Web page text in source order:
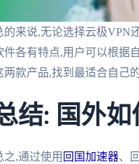
的来说,无论选择云极VPN
件各有特点,用户可以根据
两款产品,找到最适合自己
结: 国外
之,通过使用 回国加速器、